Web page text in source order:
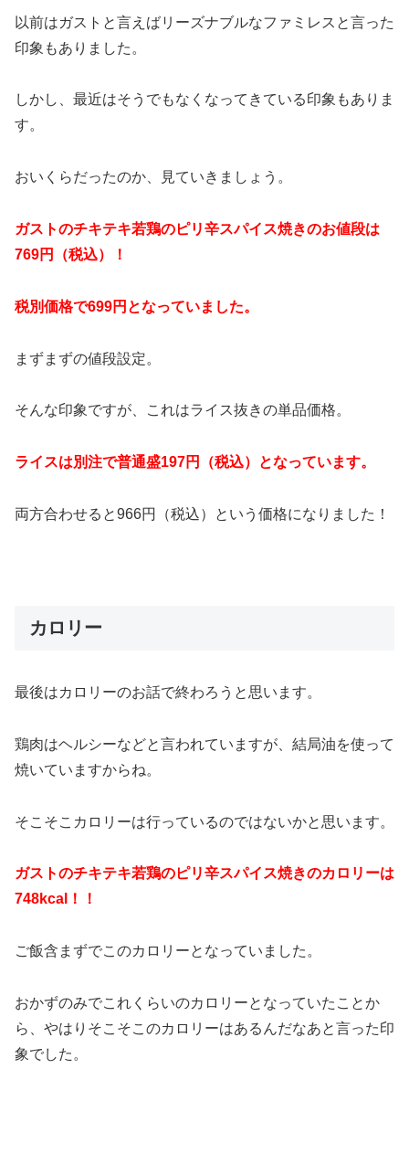
以前はガストと言えばリーズナブルなファミレスと言った
印象もありました。
しかし、最近はそうでもなくなってきている印象もありま
す。
おいくらだったのか、見ていきましょう。
ガストのチキテキ若鶏のピリ辛スパイス焼きのお値段は
769円（税込）！
税別価格で699円となっていました。
まずまずの値段設定。
そんな印象ですが、これはライス抜きの単品価格。
ライスは別注で普通盛197円（税込）となっています。
両方合わせると966円（税込）という価格になりました！
カロリー
最後はカロリーのお話で終わろうと思います。
鶏肉はヘルシーなどと言われていますが、結局油を使って
焼いていますからね。
そこそこカロリーは行っているのではないかと思います。
ガストのチキテキ若鶏のピリ辛スパイス焼きのカロリーは
748kcal！！
ご飯含まずでこのカロリーとなっていました。
おかずのみでこれくらいのカロリーとなっていたことか
ら、やはりそこそこのカロリーはあるんだなあと言った印
象でした。